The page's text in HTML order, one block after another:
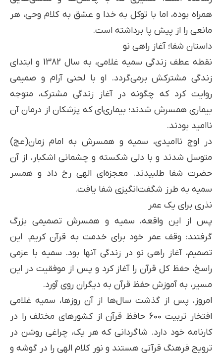
همراه بوده، اما با توکل به خدا و عشق به کلام وحی، هر
مانعی را از پیش پا برداشته است.
داستان شفا؛ آغاز راهی نو
نقطه عطف زندگی سمیه غلامی، به سال 1382 و ابتدای
زندگی مشترکش برمی‌گردد. او با لحنی آرام و صمیمی
روایت کرد که چگونه در آغاز زندگی مشترک، متوجه
بیماری همسرش شدند؛ بیماری‌ای که پزشکان از درمان آن
ناامید بودند.
در اوج ناامیدی، سمیه و همسرش به امام زمان(عج)
متوسل شدند و با دلی شکسته و چشمانی اشکبار، از آن
حضرت شفا طلبیدند. معجزه‌ای الهی رخ داد و همسر
سمیه به طرز شگفت‌انگیزی شفا یافت.
نذری برای یک عمر
پس از این واقعه، سمیه و همسرش تصمیمی بزرگ
گرفتند: وقف عمر خود برای خدمت به قرآن کریم. این
تصمیم، آغاز راهی نو در زندگی آنها بود. سمیه با عزمی
راسخ، حفظ کل قرآن را آغاز کرد و پس از موفقیت در این
مسیر، به آموزش حفظ قرآن به دیگران روی آورد.
امروز، پس از گذشت سال‌ها از آن روزها، سمیه غلامی
افتخار تربیت 600 حافظ قرآن از کشورهای مختلف را در
کارنامه خود دارد. شاگردانی که هر یک، چراغی روشن در
ترویج فرهنگ قرآنی هستند و نور کلام الهی را در گوشه و